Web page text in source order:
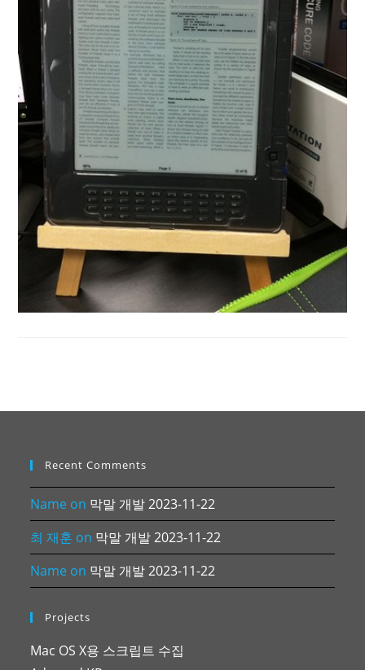
Recent Comments
Name on 막말 개발 2023-11-22
최 재훈 on 막말 개발 2023-11-22
Name on 막말 개발 2023-11-22
Projects
Mac OS X용 스크립트 수집